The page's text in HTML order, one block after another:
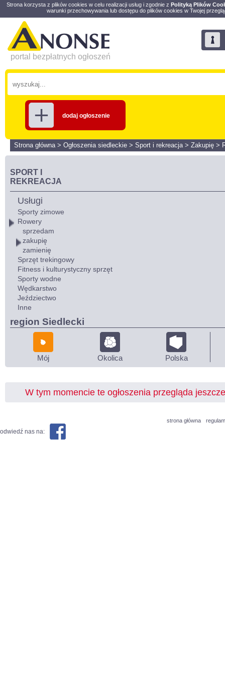
Strona korzysta z plików cookies w celu realizacji usług i zgodnie z Polityką Plików
warunki przechowywania lub dostępu do plików cookies w Twojej
portal bezpłatnych ogłoszeń
dodaj ogłoszenie
Strona główna> Ogłoszenia siedleckie > Sport i rekreacja> Zakupię >
SPORT I
REKREACJA
Usługi
Sporty zimowe
Rowery
sprzedam
zakupię
zamienię
Sprzęt trekingowy
Fitness i kulturystyczny sprzęt
Sporty wodne
Wędkarstwo
Jeździectwo
Inne
region Siedlecki
Mój Okolica Polska
W tym momencie te ogłoszenia przegląda
strona główna
odwiedź nas na: